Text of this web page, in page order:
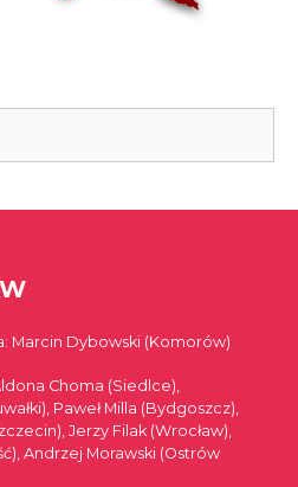
Marcin Dybowski (Komorów)
Choma (Siedlce),
Paweł Milla (Bydgoszcz),
Jerzy Filak (Wrocław),
Andrzej Morawski (Ostrów